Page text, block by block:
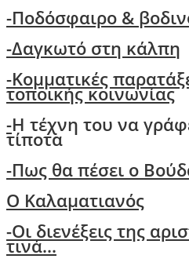
-Ποδόσφαιρο &
-Δαγκωτό στη κάλπη
-Kομματικές
τοποικής κοινωνίας
-Η τέχνη του να
τίποτα
-Πως θα πέσει ο
O Kαλαματιανός
-Oι διενέξεις της
τινά...